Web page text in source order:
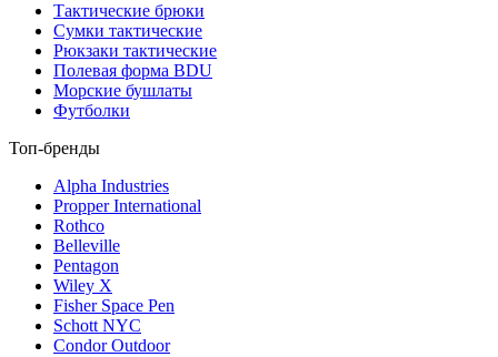
Тактические брюки
Сумки тактические
Рюкзаки тактические
Полевая форма BDU
Морские бушлаты
Футболки
Топ-бренды
Alpha Industries
Propper International
Rothco
Belleville
Pentagon
Wiley X
Fisher Space Pen
Schott NYC
Condor Outdoor